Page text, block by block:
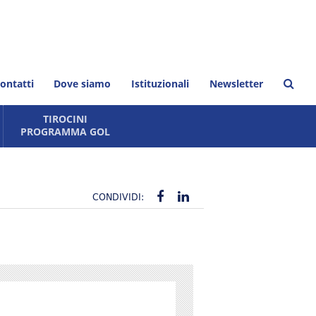
Dove siamo Istituzionali Newsletter
TIROCINI
PROGRAMMA GOL
TIROCINI FORMATIVICONDIVIDI: